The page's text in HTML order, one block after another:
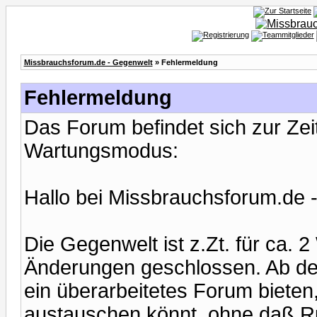
Missbrauchsforum.de - Gegenwelt» Fehlermeldung
Fehlermeldung
Das Forum befindet sich zur
Wartungsmodus:
Hallo bei Missbrauchsforum.de
Die Gegenwelt ist z.Zt. für ca.
Änderungen geschlossen. Ab
ein überarbeitetes Forum